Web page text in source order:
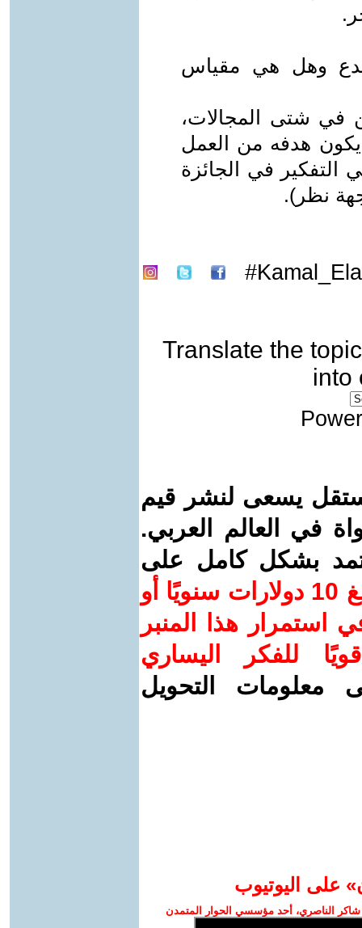
وهل هي مقياس
في شتى المجالات،
هدفه من العمل
التفكير في الجائزة
نظر).
Translate the topic
into
يسعى لنشر قيم
في العالم العربي.
بشكل كامل على
ساهم/ي معنا! بدعمكم بمبلغ 10 دولارات سنويًا أو
استمرار هذا المنبر
للفكر اليساري
معلومات التحويل
على اليوتيوب
الناصري، أحد مؤسسي الحوار المتمدن